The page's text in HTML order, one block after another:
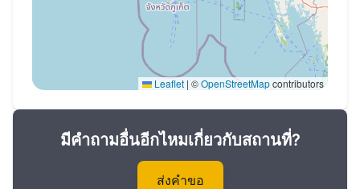
Leaflet | ©OpenStreetMapcontributors
มีคำถามอื่นอีกไหมเกี่ยวกับสถานที่?
ส่งคำขอ